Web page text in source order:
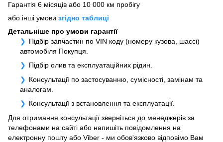
Гарантія 6 місяців або 10 000 км пробігу
або інші умови згідно таблиці
Детальніше про умови гарантії
Підбір запчастин по VIN коду (номеру кузова, шассі)
автомобіля Покупця.
Підбір олив та експлуатаційних рідин.
Консультації по застосуванню, сумісності, замінам та
аналогам.
Консультації з встановлення та експлуатації.
Для отримання консультації зверніться до менеджерів за
телефонами на сайті або напишіть повідомлення на
електронну пошту або Viber - ми обов'язково відповімо Вам